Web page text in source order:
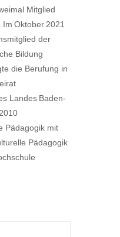
Mitglied
Oktober 2021
der
Bildung
die Berufung in
Landes Baden-
Pädagogik mit
Pädagogik